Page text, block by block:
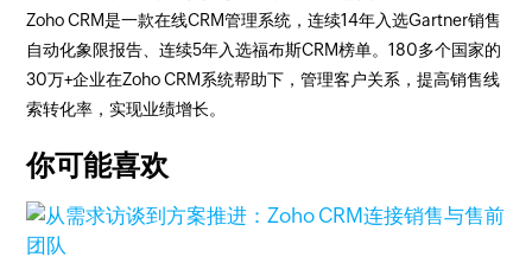
Zoho CRM是一款在线CRM管理系统，连续14年入选Gartner销售
自动化象限报告、连续5年入选福布斯CRM榜单。180多个国家的
30万+企业在Zoho CRM系统帮助下，管理客户关系，提高销售线
索转化率，实现业绩增长。
你可能喜欢